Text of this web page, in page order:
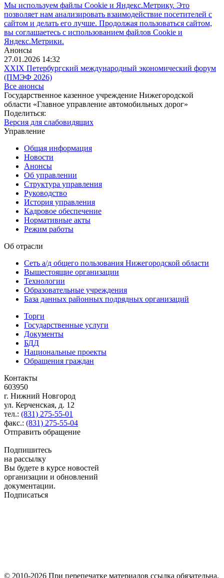
Мы используем файлы Cookie и Яндекс.Метрику. Это
позволяет нам анализировать взаимодействие посетителей с
сайтом и делать его лучше. Продолжая пользоваться сайтом,
вы соглашаетесь с использованием файлов Cookie и
Яндекс.Метрики.
Анонсы
27.01.2026 14:32
XXIX Петербургский международный экономический форум
(ПМЭФ 2026)
Все анонсы
Государственное казенное учреждение Нижегородской
области «Главное управление автомобильных дорог»
Поделиться:
Версия для слабовидящих
Управление
Общая информация
Новости
Анонсы
Об управлении
Структура управления
Руководство
История управления
Кадровое обеспечение
Нормативные акты
Режим работы
Об отрасли
Сеть а/д общего пользования Нижегородской области
Вышестоящие организации
Технологии
Образовательные учреждения
База данных районных подрядных организаций
Торги
Государственные услуги
Документы
БДД
Национальные проекты
Обращения граждан
Контакты
603950
г. Нижний Новгород
ул. Керченская, д. 12
тел.: (831) 275-55-01
факс.: (831) 275-55-04
Отправить обращение
Подпишитесь
на рассылку
Вы будете в курсе новостей
организации и обновлений
документации.
Подписаться
© 2010-2026 При перепечатке материалов ссылка обязательна.